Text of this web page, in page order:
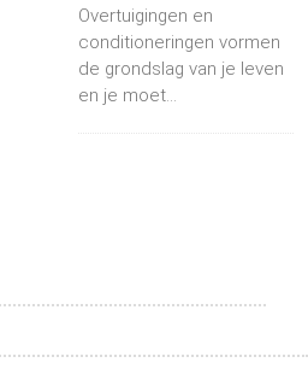
Overtuigingen en
conditioneringen vormen
de grondslag van je leven
en je moet...